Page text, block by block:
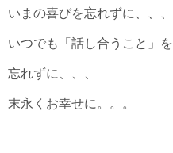
いまの喜びを忘れずに、、、
いつでも「話し合うこと」を
忘れずに、、、
末永くお幸せに。。。